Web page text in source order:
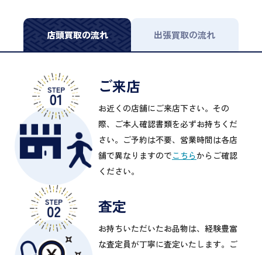
店頭買取の流れ 出張買取の流れ
ご来店
お近くの店舗にご来店下さい。その
際、ご本人確認書類を必ずお持ちくだ
さい。ご予約は不要、営業時間は各店
舗で異なりますのでこちらからご確認
ください。
査定
お持ちいただいたお品物は、経験豊富
な査定員が丁寧に査定いたします。ご